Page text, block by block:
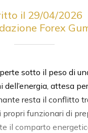
il 29/04/2026
Forex
sotto il peso di
attesa
resta il conflitto
funzionari di
il comparto